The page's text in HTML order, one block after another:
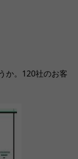
か。120社のお客